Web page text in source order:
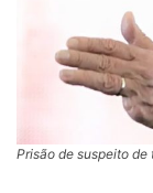
Prisão de suspeito de